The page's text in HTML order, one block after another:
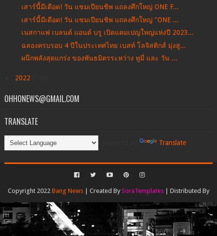
เสาร์นี้มีเดือด! วัน แชมเปียนชิพ แถลงศึกใหญ่ ONE F...
เสาร์นี้มีเดือด! วัน แชมเปียนชิพ แถลงศึกใหญ่ "ONE ...
เนสกาแฟ เบลนด์ แอนด์ บรู เปิดแคมเปญใหญ่แห่งปี 2023...
ฉลองครบรอบ 4 ปีในประเทศไทย เบสท์ โลจิสติกส์ มุ่งสู...
ผนึกพลังสุดแกร่ง ของพันธมิตรระหว่าง ทูมี่ และ วัน ...
2022
OHHONEWS@GMAIL.COM
TRANSLATE
Translate
Copyright 2022 Bang News| Created By SoraTemplates| Distributed By
Gooyaabi Templates